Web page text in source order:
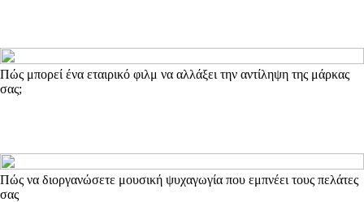
Πώς μπορεί ένα εταιρικό φιλμ να αλλάξει την αντίληψη της μάρκας
σας;
Πώς να διοργανώσετε μουσική ψυχαγωγία που εμπνέει τους πελάτες
σας